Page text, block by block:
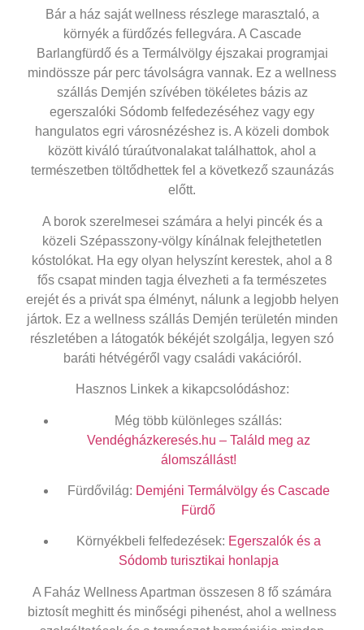
Bár a ház saját wellness részlege marasztaló, a
környék a fürdőzés fellegvára. A Cascade
Barlangfürdő és a Termálvölgy éjszakai programjai
mindössze pár perc távolságra vannak. Ez a wellness
szállás Demjén szívében tökéletes bázis az
egerszalóki Sódomb felfedezéséhez vagy egy
hangulatos egri városnézéshez is. A közeli dombok
között kiváló túraútvonalakat találhattok, ahol a
természetben töltődhettek fel a következő szaunázás
előtt.
A borok szerelmesei számára a helyi pincék és a
közeli Szépasszony-völgy kínálnak felejthetetlen
kóstolókat. Ha egy olyan helyszínt kerestek, ahol a 8
fős csapat minden tagja élvezheti a fa természetes
erejét és a privát spa élményt, nálunk a legjobb helyen
jártok. Ez a wellness szállás Demjén területén minden
részletében a látogatók békéjét szolgálja, legyen szó
baráti hétvégéről vagy családi vakációról.
Hasznos Linkek a kikapcsolódáshoz:
Még több különleges szállás:
Vendégházkeresés.hu – Találd meg az
álomszállást!
Fürdővilág: Demjéni Termálvölgy és Cascade
Fürdő
Környékbeli felfedezések: Egerszalók és a
Sódomb turisztikai honlapja
A Faház Wellness Apartman összesen 8 fő számára
biztosít meghitt és minőségi pihenést, ahol a wellness